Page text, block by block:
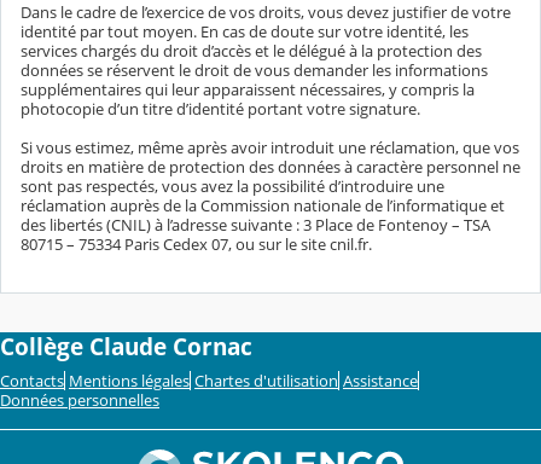
Dans le cadre de l’exercice de vos droits, vous devez justifier de votre
identité par tout moyen. En cas de doute sur votre identité, les
services chargés du droit d’accès et le délégué à la protection des
données se réservent le droit de vous demander les informations
supplémentaires qui leur apparaissent nécessaires, y compris la
photocopie d’un titre d’identité portant votre signature.
Si vous estimez, même après avoir introduit une réclamation, que vos
droits en matière de protection des données à caractère personnel ne
sont pas respectés, vous avez la possibilité d’introduire une
réclamation auprès de la Commission nationale de l’informatique et
des libertés (CNIL) à l’adresse suivante : 3 Place de Fontenoy – TSA
80715 – 75334 Paris Cedex 07, ou sur le site cnil.fr.
Collège Claude Cornac
Contacts Mentions légales Chartes d'utilisation Assistance
Données personnelles